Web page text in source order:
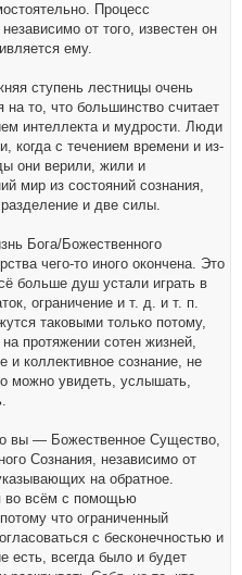
Процесс
от того, известен он
ему.
ступень лестницы очень
то, что большинство считает
интеллекта и мудрости. Люди
когда с течением времени и из-
они верили, жили и
мир из состояний сознания,
и две силы.
Бога/Божественного
чего-то иного окончена. Это
больше душ устали играть в
ограничение и т. д. и т. п.
таковыми только потому,
протяжении сотен жизней,
и коллективное сознание, не
можно увидеть, услышать,
вы — Божественное Существо,
Сознания, независимо от
на обратное.
во всём с помощью
что ограниченный
с бесконечностью и
есть, всегда было и будет